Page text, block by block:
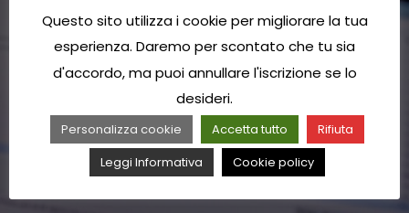
Questo sito utilizza i cookie per migliorare la tua
esperienza. Daremo per scontato che tu sia
d'accordo, ma puoi annullare l'iscrizione se lo
desideri.
Personalizza cookie Accetta tutto
Rifiuta
Leggi Informativa
Cookie policy